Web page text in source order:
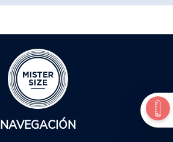
NAVEGACIÓN